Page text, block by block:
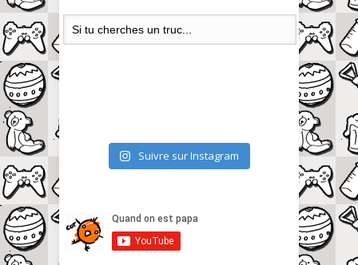
Suivre sur Instagram